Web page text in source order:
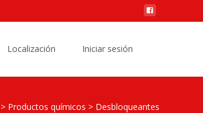
Localización Iniciar sesión
> Productos químicos > Desbloqueantes